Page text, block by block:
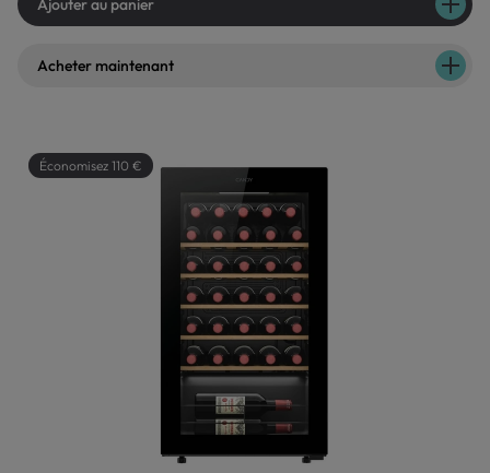
Ajouter au panier
Acheter maintenant
Économisez 110 €